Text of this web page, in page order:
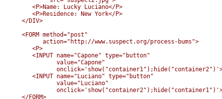
   <P>Name: Lucky Luciano</P>
   <P>Residence: New York</P>
</DIV>
<FORM method="post"
      action="http://www.suspect.org/process-bums">
   <P>
   <INPUT name="Capone" type="button"
          value="Capone"
   <INPUT name="Luciano" type="button"
          value="Luciano"
</FORM>